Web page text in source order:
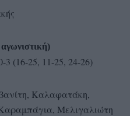
(16-25, 11-25, 24-26)
Καλαφατάκη,
Μελιγαλιώτη